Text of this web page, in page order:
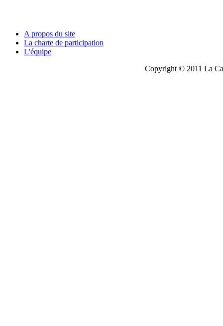
A propos du site
La charte de participation
L'équipe
Copyright © 2011 La